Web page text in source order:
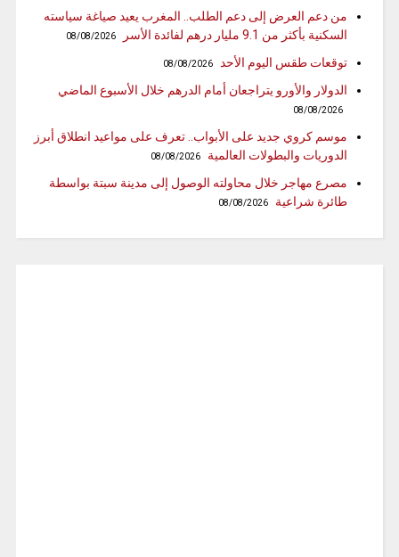
من دعم العرض إلى دعم الطلب.. المغرب يعيد صياغة سياسته
السكنية بأكثر من 9.1 مليار درهم لفائدة الأسر
08/08/2026
توقعات طقس اليوم الأحد 08/08/2026
الدولار والأورو يتراجعان أمام الدرهم خلال الأسبوع الماضي
08/08/2026
موسم كروي جديد على الأبواب.. تعرف على مواعيد انطلاق أبرز
الدوريات والبطولات العالمية
08/08/2026
مصرع مهاجر خلال محاولته الوصول إلى مدينة سبتة بواسطة
طائرة شراعية
08/08/2026